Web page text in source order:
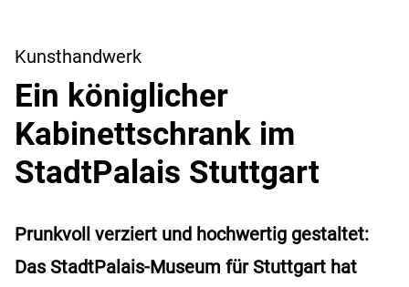
Kunsthandwerk
Ein königlicher
Kabinettschrank im
StadtPalais Stuttgart
Prunkvoll verziert und hochwertig gestaltet:
Das StadtPalais-Museum für Stuttgart hat